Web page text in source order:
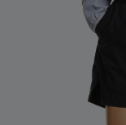
アンバ
スプリ
ベスト
サマー
サマー
ベスト
サマー
サマー
キッズ
ユース
コレク
ウェ
品の価
アー